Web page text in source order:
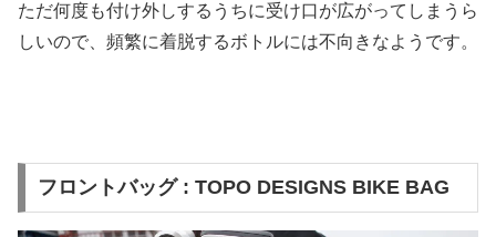
ただ何度も付け外しするうちに受け口が広がってしまうら
しいので、頻繁に着脱するボトルには不向きなようです。
フロントバッグ : TOPO DESIGNS BIKE BAG